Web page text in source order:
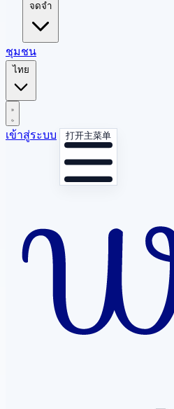
จดจำ
ชุมชน
ไทย
เข้าสู่ระบบ 打开主菜单